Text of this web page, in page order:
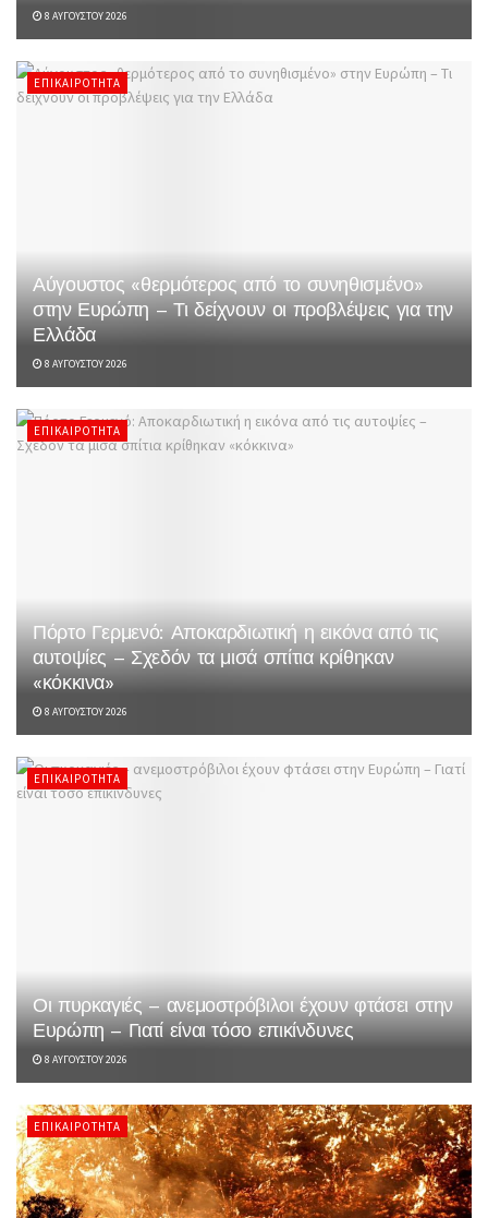
8 ΑΥΓΟΎΣΤΟΥ 2026
ΕΠΙΚΑΙΡΌΤΗΤΑ
Αύγουστος «θερμότερος από το συνηθισμένο»
στην Ευρώπη – Τι δείχνουν οι προβλέψεις για την
Ελλάδα
8 ΑΥΓΟΎΣΤΟΥ 2026
ΕΠΙΚΑΙΡΌΤΗΤΑ
Πόρτο Γερμενό: Αποκαρδιωτική η εικόνα από τις
αυτοψίες – Σχεδόν τα μισά σπίτια κρίθηκαν
«κόκκινα»
8 ΑΥΓΟΎΣΤΟΥ 2026
ΕΠΙΚΑΙΡΌΤΗΤΑ
Οι πυρκαγιές – ανεμοστρόβιλοι έχουν φτάσει στην
Ευρώπη – Γιατί είναι τόσο επικίνδυνες
8 ΑΥΓΟΎΣΤΟΥ 2026
ΕΠΙΚΑΙΡΌΤΗΤΑ